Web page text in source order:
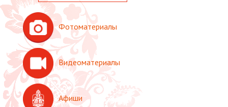
Фотоматериалы
Видеоматериалы
Афиши